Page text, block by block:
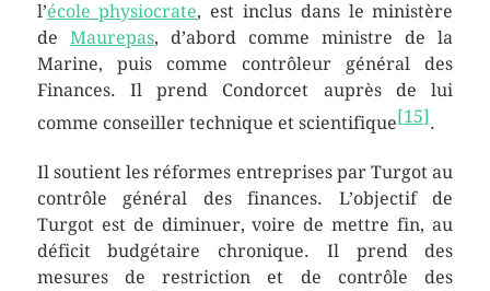
l’école physiocrate, est inclus dans le ministère
de Maurepas, d’abord comme ministre de la
Marine, puis comme contrôleur général des
Finances. Il prend Condorcet auprès de lui
comme conseiller technique et scientifique[15].
Il soutient les réformes entreprises par Turgot au
contrôle général des finances. L’objectif de
Turgot est de diminuer, voire de mettre fin, au
déficit budgétaire chronique. Il prend des
mesures de restriction et de contrôle des